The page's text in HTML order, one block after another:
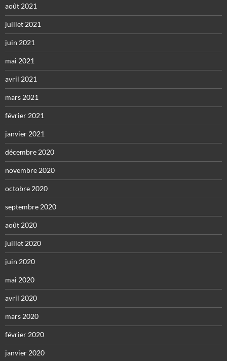
août 2021
juillet 2021
juin 2021
mai 2021
avril 2021
mars 2021
février 2021
janvier 2021
décembre 2020
novembre 2020
octobre 2020
septembre 2020
août 2020
juillet 2020
juin 2020
mai 2020
avril 2020
mars 2020
février 2020
janvier 2020